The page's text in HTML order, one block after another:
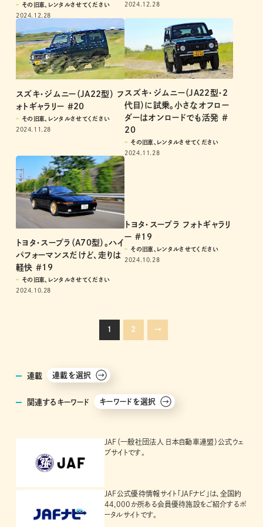
その旧車、レンタルさせてください
2024.12.28
2024.12.28
スズキ・ジムニー（JA22型） フ
ォトギャラリー ＃20
その旧車、レンタルさせてください
2024.11.28
スズキ・ジムニー（JA22型・2
代目）に試乗。小さなオフロー
ダーはオンロードでも活発 ＃
20
その旧車、レンタルさせてください
2024.11.28
トヨタ・スープラ（A70型）。ハイ
パフォーマンスだけど、走りは
軽快 ＃19
その旧車、レンタルさせてください
2024.10.28
トヨタ・スープラ フォトギャラリ
ー #19
その旧車、レンタルさせてください
2024.10.28
1 2 →
連載 連載を選択
関連するキーワード キーワードを選択
JAF（一般社団法人 日本自動車連盟）公式ウェ
ブサイトです。
JAF公式優待情報サイト「JAFナビ」は、全国約
44,000か所ある会員優待施設をご紹介するポ
ータルサイトです。